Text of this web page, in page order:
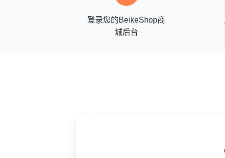
登录您的BeikeShop商
城后台